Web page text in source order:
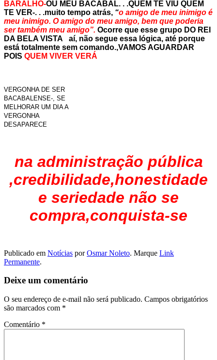
BARALHO-OU MEU BACABAL. . .QUEM TE VIU QUEM
TE VER-. . .muito tempo atrás, “o amigo de meu inimigo é
meu inimigo. O amigo do meu amigo, bem que poderia
ser também meu amigo”. Ocorre que esse grupo DO REI
DA BELA VISTA aí, não segue essa lógica, até porque
está totalmente sem comando.,VAMOS AGUARDAR
POIS QUEM VIVER VERÁ
VERGONHA DE SER
BACABALENSE-, SE
MELHORAR UM DIA A
VERGONHA
DESAPARECE
na administração pública
,credibilidade,honestidade
e seriedade não se
compra,conquista-se
Publicado em Notícias porOsmar Noleto. Marque Link
Permanente.
Deixe um comentário
O seu endereço de e-mail não será publicado. Campos obrigatórios
são marcados com *
Comentário *